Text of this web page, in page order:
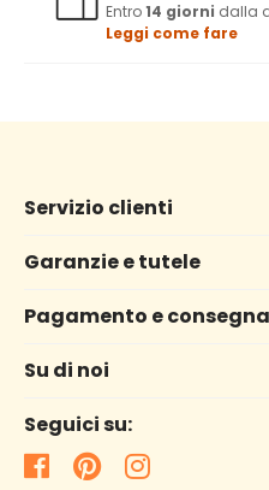
Entro14 giorni dalla
Leggi come fare
Servizio clienti
Garanzie e tutele
Pagamento e consegna
Su di noi
Seguici su: